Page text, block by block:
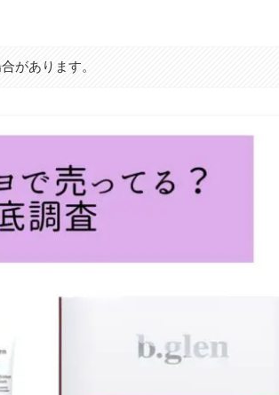
があります。